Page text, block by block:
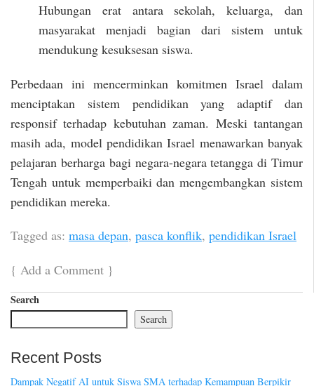
Hubungan erat antara sekolah, keluarga, dan
masyarakat menjadi bagian dari sistem untuk
mendukung kesuksesan siswa.
Perbedaan ini mencerminkan komitmen Israel dalam
menciptakan sistem pendidikan yang adaptif dan
responsif terhadap kebutuhan zaman. Meski tantangan
masih ada, model pendidikan Israel menawarkan banyak
pelajaran berharga bagi negara-negara tetangga di Timur
Tengah untuk memperbaiki dan mengembangkan sistem
pendidikan mereka.
Tagged as: masa depan, pasca konflik, pendidikan Israel
{ Add a Comment }
Search
Search
Recent Posts
Dampak Negatif AI untuk Siswa SMA terhadap Kemampuan Berpikir